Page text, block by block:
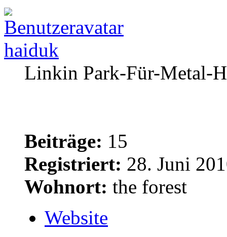
haiduk
Linkin Park-Für-Metal-
Beiträge: 15
Registriert: 28. Juni
Wohnort: the forest
Website